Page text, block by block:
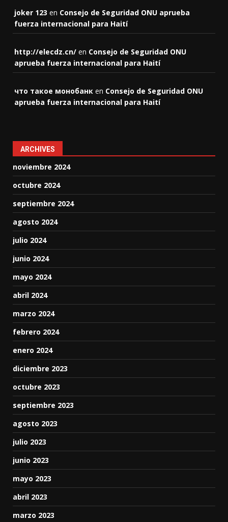
joker 123 en Consejo de Seguridad ONU aprueba
fuerza internacional para Haití
http://elecdz.cn/ en Consejo de Seguridad ONU
aprueba fuerza internacional para Haití
что такое монобанк en Consejo de Seguridad ONU
aprueba fuerza internacional para Haití
ARCHIVES
noviembre 2024
octubre 2024
septiembre 2024
agosto 2024
julio 2024
junio 2024
mayo 2024
abril 2024
marzo 2024
febrero 2024
enero 2024
diciembre 2023
octubre 2023
septiembre 2023
agosto 2023
julio 2023
junio 2023
mayo 2023
abril 2023
marzo 2023